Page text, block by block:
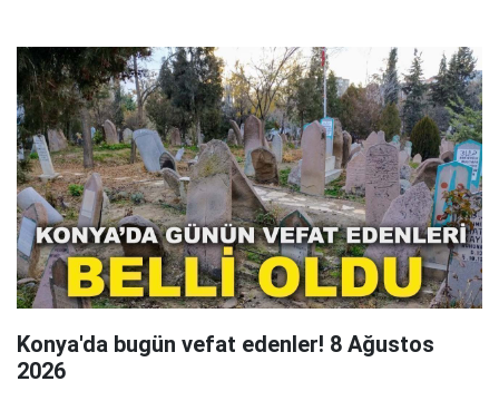
Konya'da bugün vefat edenler! 8 Ağustos
2026